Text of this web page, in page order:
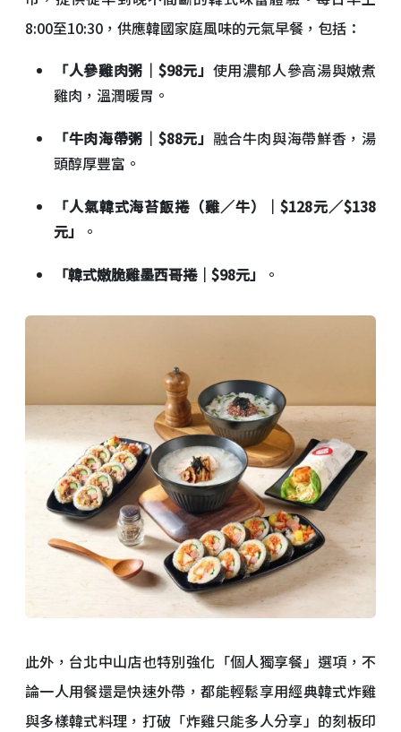
8:00至10:30，供應韓國家庭風味的元氣早餐，包括：
「人參雞肉粥｜$98元」 使用濃郁人參高湯與嫩煮
雞肉，溫潤暖胃。
「牛肉海帶粥｜$88元」 融合牛肉與海帶鮮香，湯
頭醇厚豐富。
「人氣韓式海苔飯捲（雞／牛）｜$128元／$138
元」
。
「韓式嫩脆雞墨西哥捲｜$98元」
。
此外，台北中山店也特別強化「個人獨享餐」選項，不
論一人用餐還是快速外帶，都能輕鬆享用經典韓式炸雞
與多樣韓式料理，打破「炸雞只能多人分享」的刻板印